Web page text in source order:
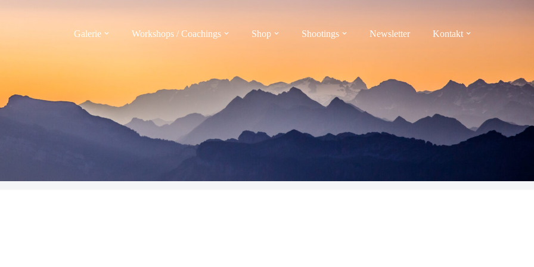
Galerie Workshops / Coachings Shop Shootings Newsletter Kontakt